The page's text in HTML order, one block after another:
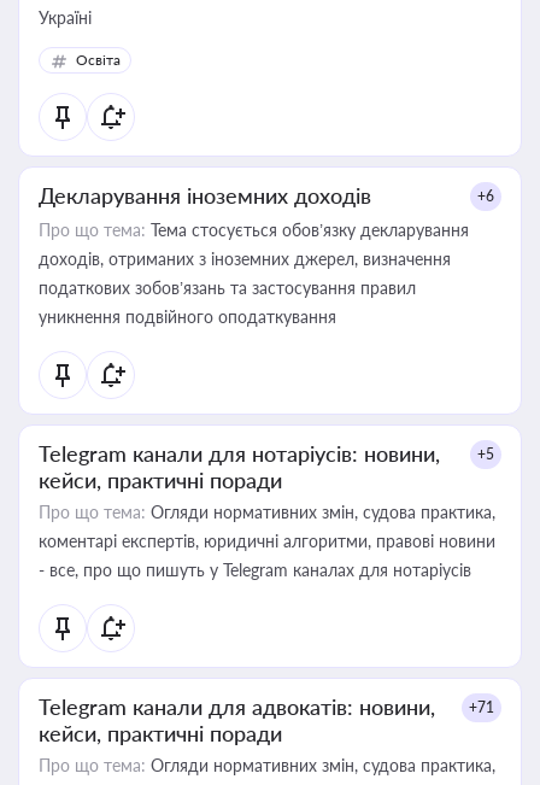
Україні
Освіта
Декларування іноземних доходів +6
Про що тема: Тема стосується обов’язку декларування
доходів, отриманих з іноземних джерел, визначення
податкових зобов’язань та застосування правил
уникнення подвійного оподаткування
Telegram канали для нотаріусів: новини,
кейси, практичні поради
+5
Про що тема: Огляди нормативних змін, судова практика,
коментарі експертів, юридичні алгоритми, правові новини
- все, про що пишуть у Telegram каналах для нотаріусів
Telegram канали для адвокатів: новини,
кейси, практичні поради
+71
Про що тема: Огляди нормативних змін, судова практика,